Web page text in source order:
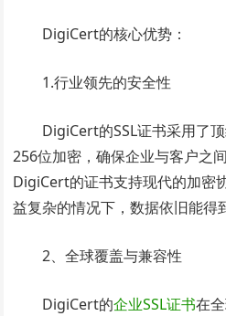
DigiCert的核心优势：
1.行业领先的安全性
DigiCert的SSL证书采用了
256位加密，确保企业与客户之
DigiCert的证书支持现代的加密
益复杂的情况下，数据依旧能得
2、全球覆盖与兼容性
DigiCert的企业SSL证书在